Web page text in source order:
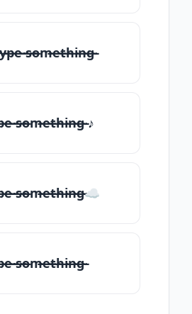
̶̴s̶̴o̶̴m̶̴e̶̴t̶̴h̶̴i̶̴n̶̴g̶̴
̶̴s̶̴o̶̴m̶̴e̶̴t̶̴h̶̴i̶̴n̶̴g̶̴ ♪
̶̴s̶̴o̶̴m̶̴e̶̴t̶̴h̶̴i̶̴n̶̴g̶̴☁
̶̴s̶̴o̶̴m̶̴e̶̴t̶̴h̶̴i̶̴n̶̴g̶̴